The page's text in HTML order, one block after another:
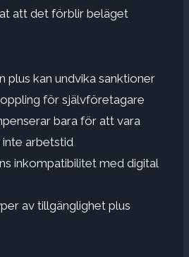
att det förblir beläget
plus kan undvika sanktioner
för självföretagare
bara för att vara
arbetstid
inkompatibilitet med digital
av tillgänglighet plus